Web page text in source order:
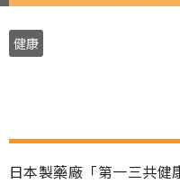
健康
日本製藥廠「第一三共